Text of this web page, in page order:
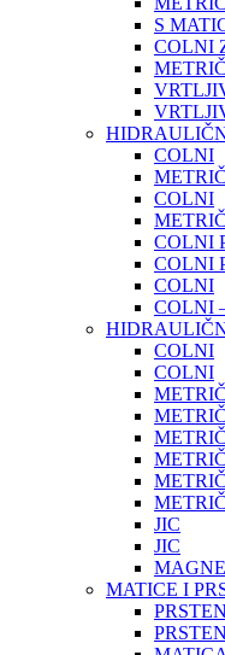
S
COLNI
COLNI
COLNI
COLNI
COLNI
COLNI
COLNI
COLNI
COLNI
JIC
JIC
MATICE I